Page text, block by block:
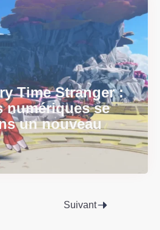
Time Stranger :
numériques se
un nouveau
Suivant